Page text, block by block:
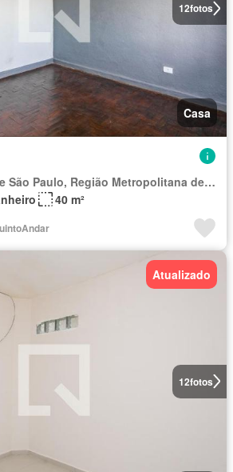
12fotos
Casa
Região Imediata de São Paulo, Região Metropolitana de São Paulo
40 m²
12fotos
Atualizado